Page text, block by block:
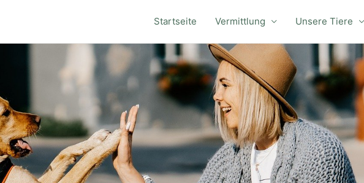
Startseite Vermittlung Unsere Tiere